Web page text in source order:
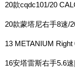
20款cqdc101/20
20款蒙塔尼右手8速/
13 METANIUM Right
16安塔雷斯右手5.6